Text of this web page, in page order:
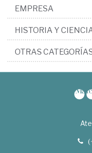
EMPRESA
HISTORIA Y
OTRAS